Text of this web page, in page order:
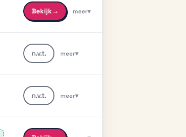
Bekijk→ meer▾
n.v.t. meer▾
n.v.t. meer▾